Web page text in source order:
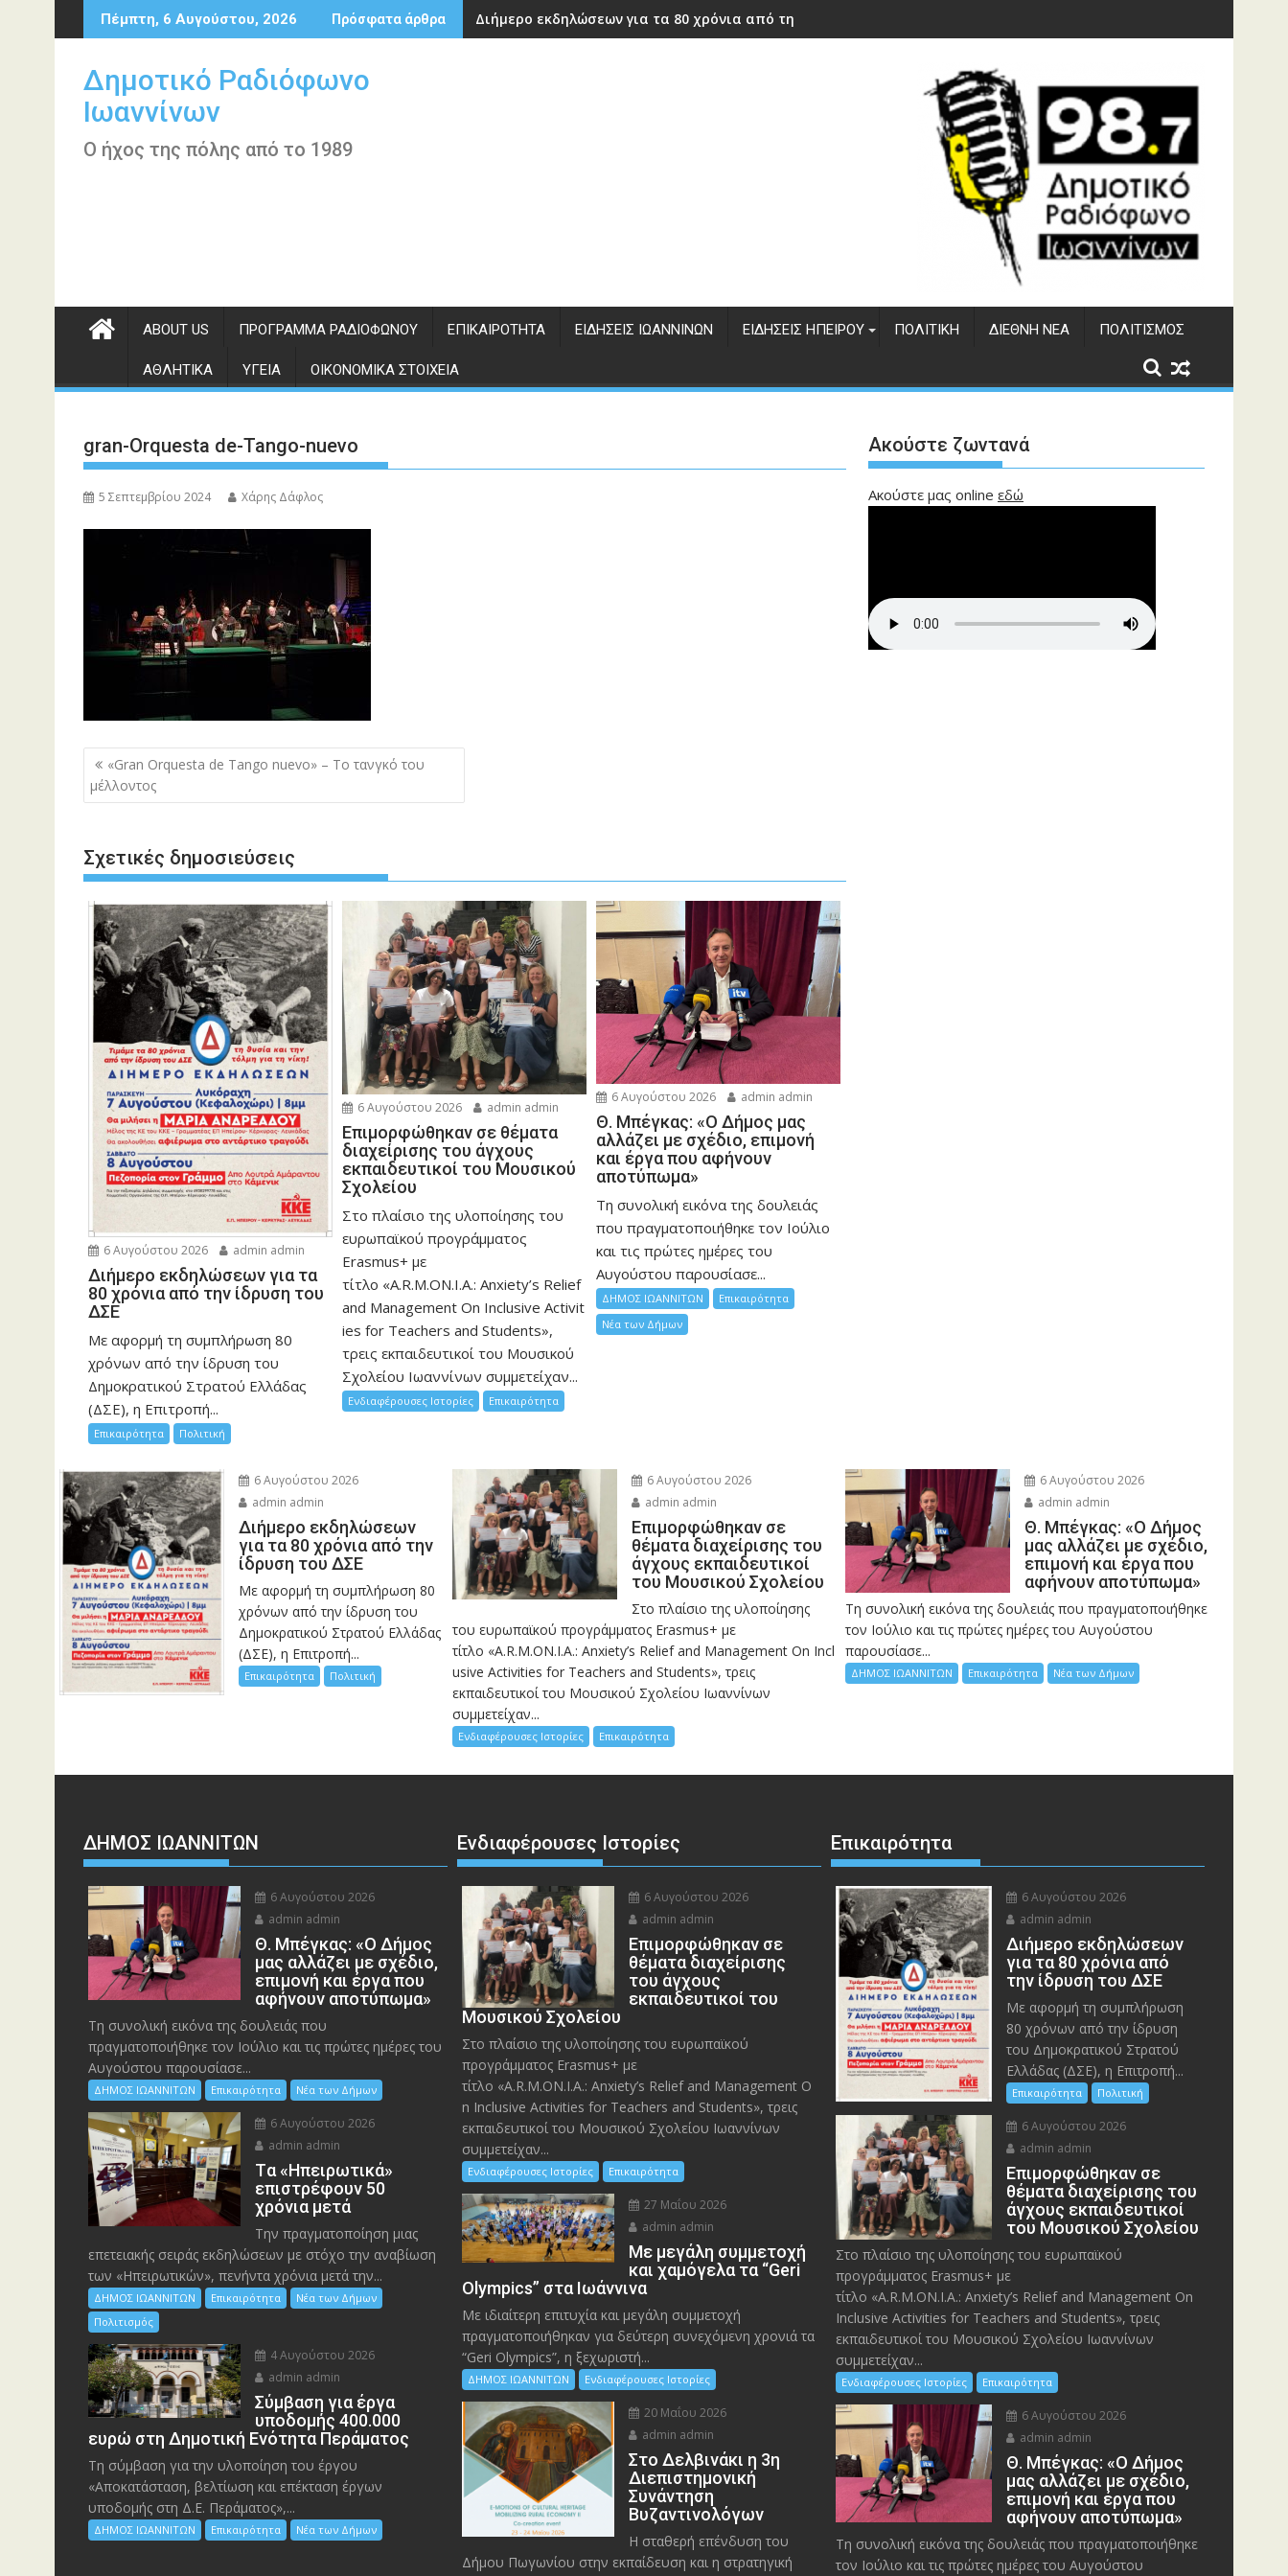
Περάστε
στο
Πέμπτη, 6 Αυγούστου, 2026 Πρόσφατα άρθρα Διήμερο εκδηλώσεων για τα 80 χρόνια από την ίδρυση του ΔΣΕ
Δημοτικό Ραδιόφωνο
Ιωαννίνων
Ο ήχος της πόλης από το 1989
ABOUT US ΠΡΌΓΡΑΜΜΑ ΡΑΔΙΟΦΏΝΟΥ ΕΠΙΚΑΙΡΌΤΗΤΑ ΕΙΔΉΣΕΙΣ ΙΩΑΝΝΊΝΩΝ ΕΙΔΉΣΕΙΣ ΗΠΕΊΡΟΥ ΠΟΛΙΤΙΚΉ ΔΙΕΘΝΉ ΝΈΑ ΠΟΛΙΤΙΣΜΌΣ
ΑΘΛΗΤΙΚΆ ΥΓΕΊΑ ΟΙΚΟΝΟΜΙΚΆ ΣΤΟΙΧΕΊΑ
gran-Orquesta de-Tango-nuevo
5 Σεπτεμβρίου 2024 Χάρης Δάφλος
Πλοήγηση
άρθρων
«Gran Orquesta de Tango nuevo» – To τανγκό του
μέλλοντος
Σχετικές δημοσιεύσεις
6 Αυγούστου 2026 admin admin
Διήμερο εκδηλώσεων για τα
80 χρόνια από την ίδρυση του
ΔΣΕ
Με αφορμή τη συμπλήρωση 80
χρόνων από την ίδρυση του
Δημοκρατικού Στρατού Ελλάδας
(ΔΣΕ), η Επιτροπή...
Επικαιρότητα Πολιτική
6 Αυγούστου 2026 admin admin
Eπιμορφώθηκαν σε θέματα
διαχείρισης του άγχους
εκπαιδευτικοί του Μουσικού
Σχολείου
Στο πλαίσιο της υλοποίησης του
ευρωπαϊκού προγράμματος
Erasmus+ με
τίτλο «A.R.M.ON.I.A.: Anxiety’s Relief
and Management On Inclusive Activit
ies for Teachers and Students»,
τρεις εκπαιδευτικοί του Μουσικού
Σχολείου Ιωαννίνων συμμετείχαν...
Ενδιαφέρουσες Ιστορίες Επικαιρότητα
6 Αυγούστου 2026 admin admin
Θ. Μπέγκας: «Ο Δήμος μας
αλλάζει με σχέδιο, επιμονή
και έργα που αφήνουν
αποτύπωμα»
Τη συνολική εικόνα της δουλειάς
που πραγματοποιήθηκε τον Ιούλιο
και τις πρώτες ημέρες του
Αυγούστου παρουσίασε...
ΔΗΜΟΣ ΙΩΑΝΝΙΤΩΝ
Επικαιρότητα
Νέα των Δήμων
Ακούστε ζωντανά
Ακούστε μας online εδώ
6 Αυγούστου 2026
admin admin
Διήμερο εκδηλώσεων
για τα 80 χρόνια από την
ίδρυση του ΔΣΕ
Με αφορμή τη συμπλήρωση 80
χρόνων από την ίδρυση του
Δημοκρατικού Στρατού Ελλάδας
(ΔΣΕ), η Επιτροπή...
Επικαιρότητα Πολιτική
6 Αυγούστου 2026
admin admin
Eπιμορφώθηκαν σε
θέματα διαχείρισης του
άγχους εκπαιδευτικοί
του Μουσικού Σχολείου
Στο πλαίσιο της υλοποίησης
του ευρωπαϊκού προγράμματος Erasmus+ με
τίτλο «A.R.M.ON.I.A.: Anxiety’s Relief and Management On Incl
usive Activities for Teachers and Students», τρεις
εκπαιδευτικοί του Μουσικού Σχολείου Ιωαννίνων
συμμετείχαν...
Ενδιαφέρουσες Ιστορίες Επικαιρότητα
6 Αυγούστου 2026
admin admin
Θ. Μπέγκας: «Ο Δήμος
μας αλλάζει με σχέδιο,
επιμονή και έργα που
αφήνουν αποτύπωμα»
Τη συνολική εικόνα της δουλειάς που πραγματοποιήθηκε
τον Ιούλιο και τις πρώτες ημέρες του Αυγούστου
παρουσίασε...
ΔΗΜΟΣ ΙΩΑΝΝΙΤΩΝ Επικαιρότητα Νέα των Δήμων
ΔΗΜΟΣ ΙΩΑΝΝΙΤΩΝ
6 Αυγούστου 2026
admin admin
Θ. Μπέγκας: «Ο Δήμος
μας αλλάζει με σχέδιο,
επιμονή και έργα που
αφήνουν αποτύπωμα»
Τη συνολική εικόνα της δουλειάς που
πραγματοποιήθηκε τον Ιούλιο και τις πρώτες ημέρες του
Αυγούστου παρουσίασε...
ΔΗΜΟΣ ΙΩΑΝΝΙΤΩΝ Επικαιρότητα Νέα των Δήμων
6 Αυγούστου 2026
admin admin
Tα «Ηπειρωτικά»
επιστρέφουν 50
χρόνια μετά
Την πραγματοποίηση μιας
επετειακής σειράς εκδηλώσεων με στόχο την αναβίωση
των «Ηπειρωτικών», πενήντα χρόνια μετά την...
ΔΗΜΟΣ ΙΩΑΝΝΙΤΩΝ Επικαιρότητα
Νέα των Δήμων
Πολιτισμός
4 Αυγούστου 2026
admin admin
Σύμβαση για έργα
υποδομής 400.000
ευρώ στη Δημοτική Ενότητα Περάματος
Τη σύμβαση για την υλοποίηση του έργου
«Αποκατάσταση, βελτίωση και επέκταση έργων
υποδομής στη Δ.Ε. Περάματος»,...
ΔΗΜΟΣ ΙΩΑΝΝΙΤΩΝ Επικαιρότητα Νέα των Δήμων
Ενδιαφέρουσες Ιστορίες
6 Αυγούστου 2026
admin admin
Eπιμορφώθηκαν σε
θέματα διαχείρισης
του άγχους
εκπαιδευτικοί του
Μουσικού Σχολείου
Στο πλαίσιο της υλοποίησης του ευρωπαϊκού
προγράμματος Erasmus+ με
τίτλο «A.R.M.ON.I.A.: Anxiety’s Relief and Management O
n Inclusive Activities for Teachers and Students», τρεις
εκπαιδευτικοί του Μουσικού Σχολείου Ιωαννίνων
συμμετείχαν...
Ενδιαφέρουσες Ιστορίες Επικαιρότητα
27 Μαΐου 2026
admin admin
Με μεγάλη συμμετοχή
και χαμόγελα τα “Geri
Olympics” στα Ιωάννινα
Με ιδιαίτερη επιτυχία και μεγάλη συμμετοχή
πραγματοποιήθηκαν για δεύτερη συνεχόμενη χρονιά τα
“Geri Olympics”, η ξεχωριστή...
ΔΗΜΟΣ ΙΩΑΝΝΙΤΩΝ Ενδιαφέρουσες Ιστορίες
20 Μαΐου 2026
admin admin
Στο Δελβινάκι η 3η
Διεπιστημονική
Συνάντηση
Βυζαντινολόγων
Η σταθερή επένδυση του
Δήμου Πωγωνίου στην εκπαίδευση και η στρατηγική
Επικαιρότητα
6 Αυγούστου 2026
admin admin
Διήμερο εκδηλώσεων
για τα 80 χρόνια από
την ίδρυση του ΔΣΕ
Με αφορμή τη συμπλήρωση
80 χρόνων από την ίδρυση
του Δημοκρατικού Στρατού
Ελλάδας (ΔΣΕ), η Επιτροπή...
Επικαιρότητα Πολιτική
6 Αυγούστου 2026
admin admin
Eπιμορφώθηκαν σε
θέματα διαχείρισης του
άγχους εκπαιδευτικοί
του Μουσικού Σχολείου
Στο πλαίσιο της υλοποίησης του ευρωπαϊκού
προγράμματος Erasmus+ με
τίτλο «A.R.M.ON.I.A.: Anxiety’s Relief and Management On
Inclusive Activities for Teachers and Students», τρεις
εκπαιδευτικοί του Μουσικού Σχολείου Ιωαννίνων
συμμετείχαν...
Ενδιαφέρουσες Ιστορίες Επικαιρότητα
6 Αυγούστου 2026
admin admin
Θ. Μπέγκας: «Ο Δήμος
μας αλλάζει με σχέδιο,
επιμονή και έργα που
αφήνουν αποτύπωμα»
Τη συνολική εικόνα της δουλειάς που πραγματοποιήθηκε
τον Ιούλιο και τις πρώτες ημέρες του Αυγούστου